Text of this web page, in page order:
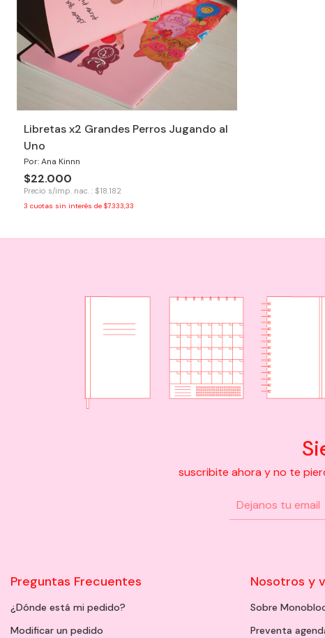
Libretas x2 Grandes Perros Jugando al
Uno
Por: Ana Kinnn
$22.000
Precio s/imp. nac. : $18.182
3 cuotas sin interés de $7.333,33
suscribite ahora y no te
Preguntas Frecuentes
¿Dónde está mi pedido?
Modificar un pedido
Nosotros y
Sobre
Preventa